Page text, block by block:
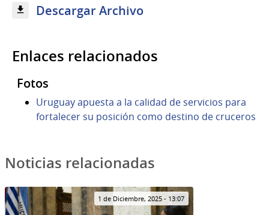
Descargar Archivo
Enlaces relacionados
Fotos
Uruguay apuesta a la calidad de servicios para
fortalecer su posición como destino de cruceros
Noticias relacionadas
1 de Diciembre, 2025 - 13:07